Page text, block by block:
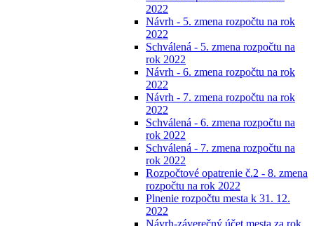
2022
Návrh - 5. zmena rozpočtu na rok
2022
Schválená - 5. zmena rozpočtu na
rok 2022
Návrh - 6. zmena rozpočtu na rok
2022
Návrh - 7. zmena rozpočtu na rok
2022
Schválená - 6. zmena rozpočtu na
rok 2022
Schválená - 7. zmena rozpočtu na
rok 2022
Rozpočtové opatrenie č.2 - 8. zmena
rozpočtu na rok 2022
Plnenie rozpočtu mesta k 31. 12.
2022
Návrh-záverečný účet mesta za rok